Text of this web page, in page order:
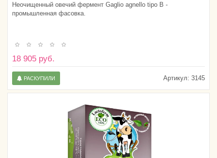
Неочищенный овечий фермент Gaglio agnello tipo B -
промышленная фасовка.
18 905 руб.
Артикул: 3145
РАСКУПИЛИ